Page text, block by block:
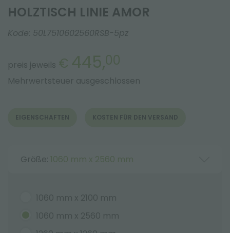
HOLZTISCH LINIE AMOR
Kode: 50L7510602560RSB-5pz
preis jeweils € 445,00
Mehrwertsteuer ausgeschlossen
EIGENSCHAFTEN KOSTEN FÜR DEN VERSAND
Größe: 1060 mm x 2560 mm
1060 mm x 2100 mm
1060 mm x 2560 mm